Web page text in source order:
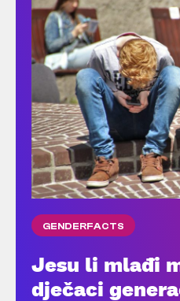
GENDERFACTS
Jesu li mlađi
dječaci